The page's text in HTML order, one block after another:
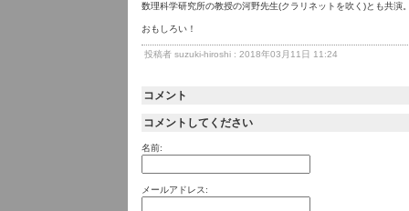
数理科学研究所の教授の河野先生(クラリネットを吹く)とも共演
おもしろい！
投稿者 suzuki-hiroshi : 2018年03月11日 11:24
コメント
コメントしてください
名前:
メールアドレス: